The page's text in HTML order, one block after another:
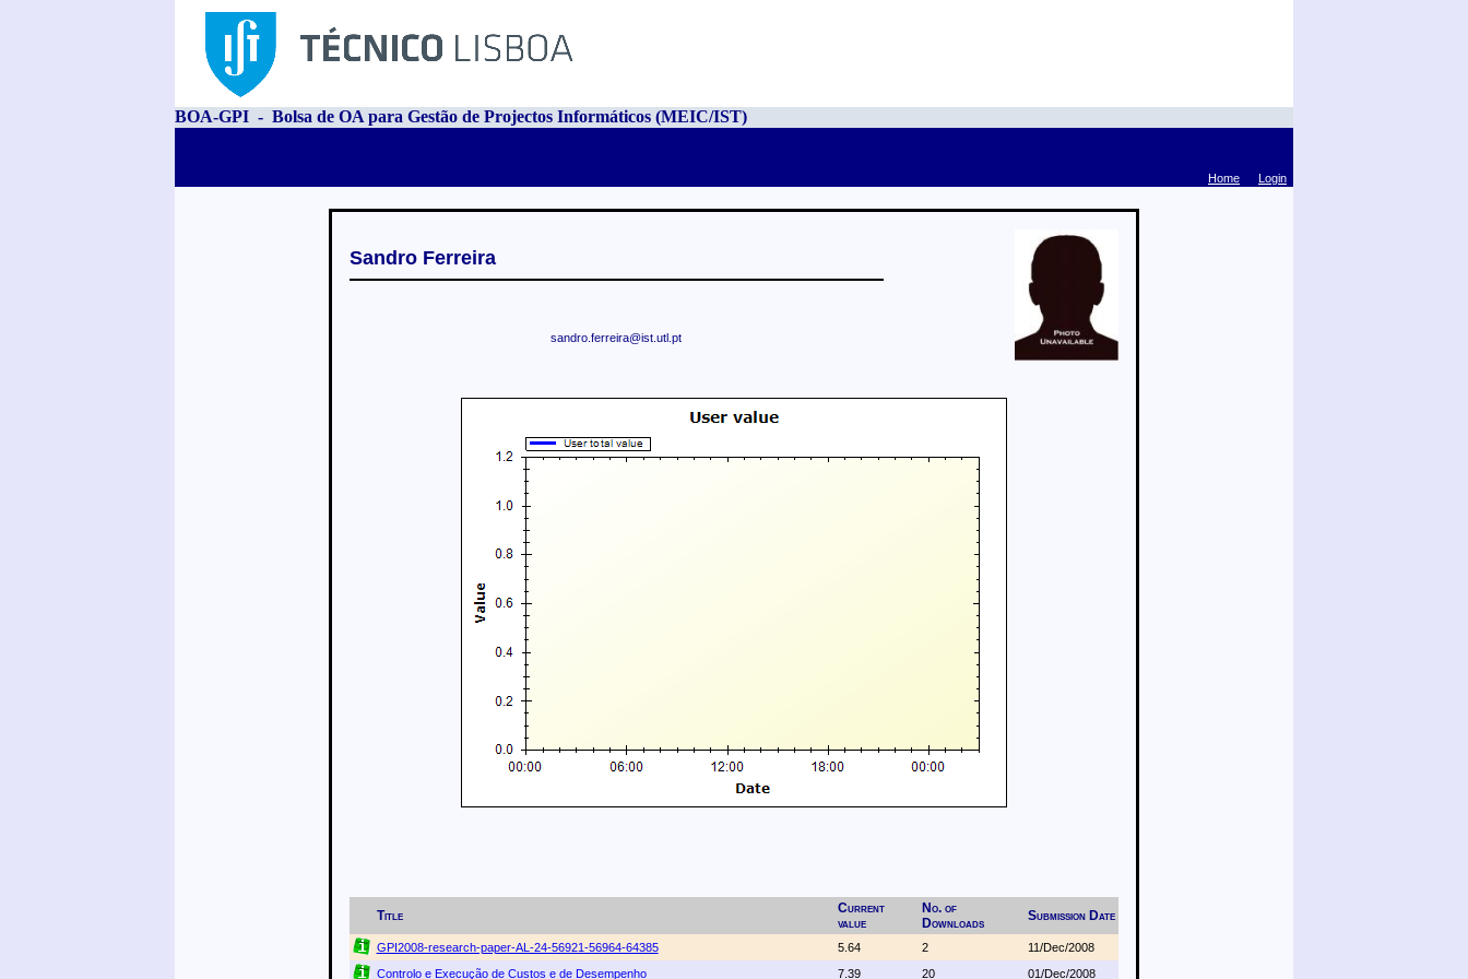
BOA-GPI - Bolsa de OA para Gestão de Projectos Informáticos (MEIC/IST)
Home Login
Sandro Ferreira
sandro.ferreira@ist.utl.pt
Title
Current
value
No. of
Downloads
Submission Date
GPI2008-research-paper-AL-24-56921-56964-64385 5.64 2
11/Dec/2008
Controlo e Execução de Custos e de Desempenho
7.39 20 01/Dec/2008